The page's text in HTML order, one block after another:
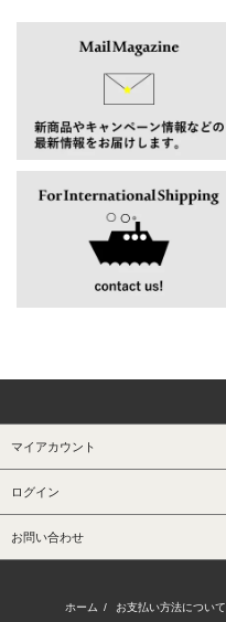
マイアカウント
ログイン
お問い合わせ
ホーム / お支払い方法について